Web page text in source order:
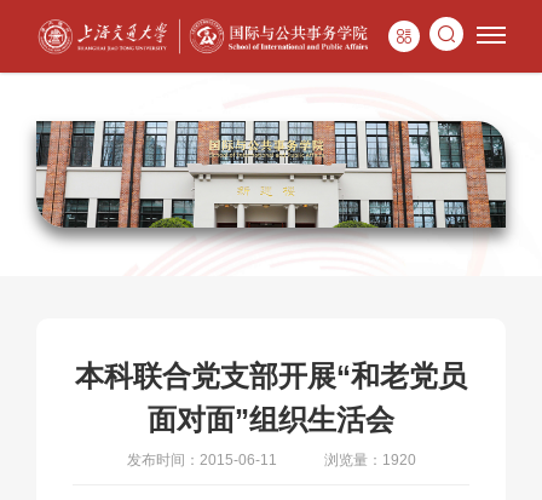
本科联合党支部开展“和老党员
面对面”组织生活会
发布时间：2015-06-11 浏览量：1920